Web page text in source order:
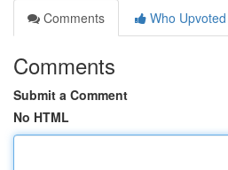
Comments
Who Upvoted
Comments
Submit a Comment
No HTML